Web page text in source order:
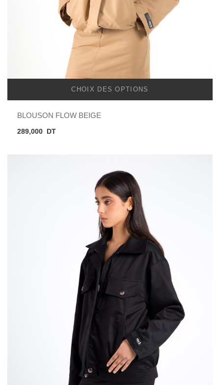
CHOIX DES OPTIONS
BLOUSON FLOW BEIGE
289,000 DT